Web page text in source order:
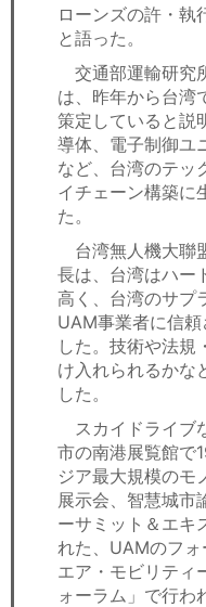
ローンズの許・執
と語った。
交通部運輸研究
は、昨年から台湾
策定していると説
導体、電子制御ユ
など、台湾のテッ
イチェーン構築に
た。
台湾無人機大聯
長は、台湾はハー
高く、台湾のサプ
UAM事業者に信
した。技術や法規
け入れられるかな
した。
スカイドライブ
市の南港展覧館で
ジア最大規模のモ
展示会、智慧城市
ーサミット＆エキ
れた、UAMのフ
エア・モビリティ
ォーラム」で行わ